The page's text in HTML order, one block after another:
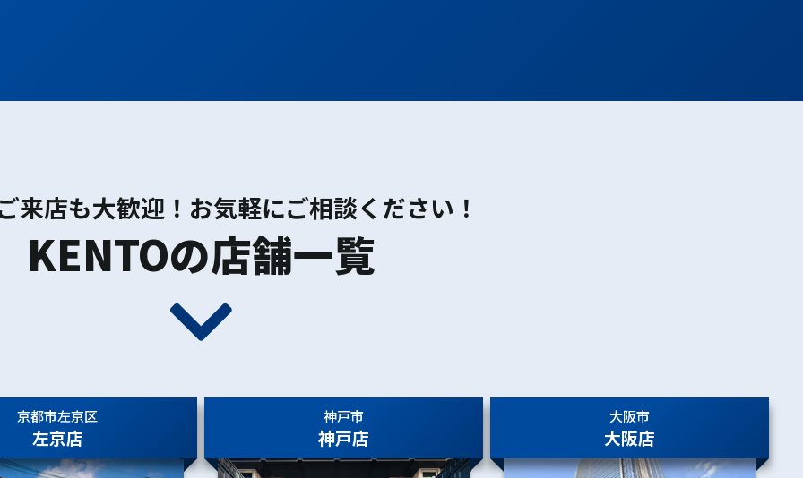
来店も大歓迎！お気軽にご相談ください！
KENTOの店舗一覧
京都市左京区
左京店
神戸市
神戸店
大阪市
大阪店